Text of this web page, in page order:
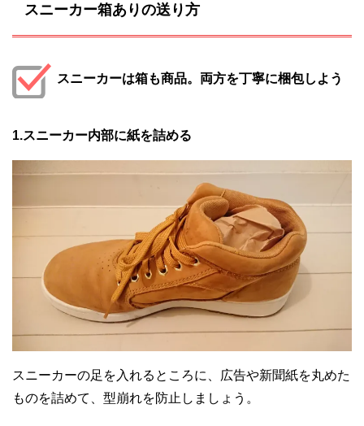
スニーカー箱ありの送り方
スニーカーは箱も商品。両方を丁寧に梱包しよう
1.スニーカー内部に紙を詰める
スニーカーの足を入れるところに、広告や新聞紙を丸めた
ものを詰めて、型崩れを防止しましょう。